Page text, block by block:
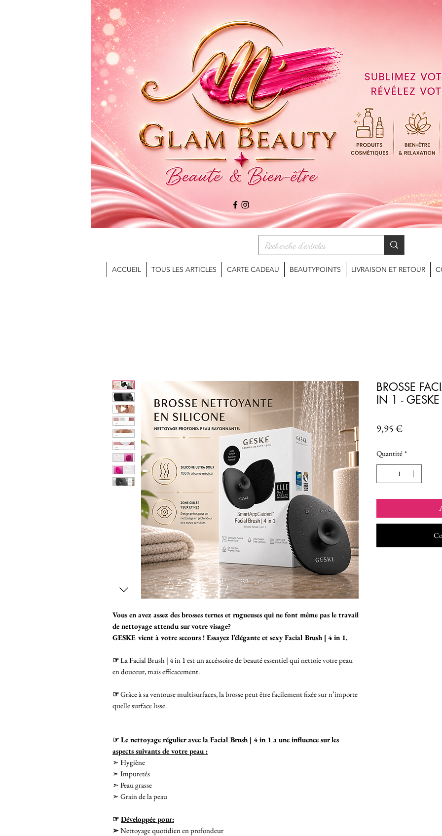
ACCUEIL TOUS LES ARTICLES CARTE CADEAU BEAUTYPOINTS LIVRAISON ET RETOUR
Vous en avez assez des brosses ternes et rugueuses qui ne font même pas le travail
de nettoyage attendu sur votre visage?
GESKE vient à votre secours ! Essayez l’élégante et sexy Facial Brush | 4 in 1.
☞La Facial Brush | 4 in 1 est un accéssoire de beauté essentiel qui nettoie votre peau
en douceur, mais efficacement.
☞Grâce à sa ventouse multisurfaces, la brosse peut être facilement fixée sur n’importe
quelle surface lisse.
☞ Le nettoyage régulier avec la Facial Brush | 4 in 1 a une influence sur les
aspects suivants de votre peau :
➣ Hygiène
➣ Impuretés
➣ Peau grasse
➣ Grain de la peau
☞ Développée pour:
➣Nettoyage quotidien en profondeur
BROSSE
IN 1 - GESKE
9,95 €Prix
Quantité *